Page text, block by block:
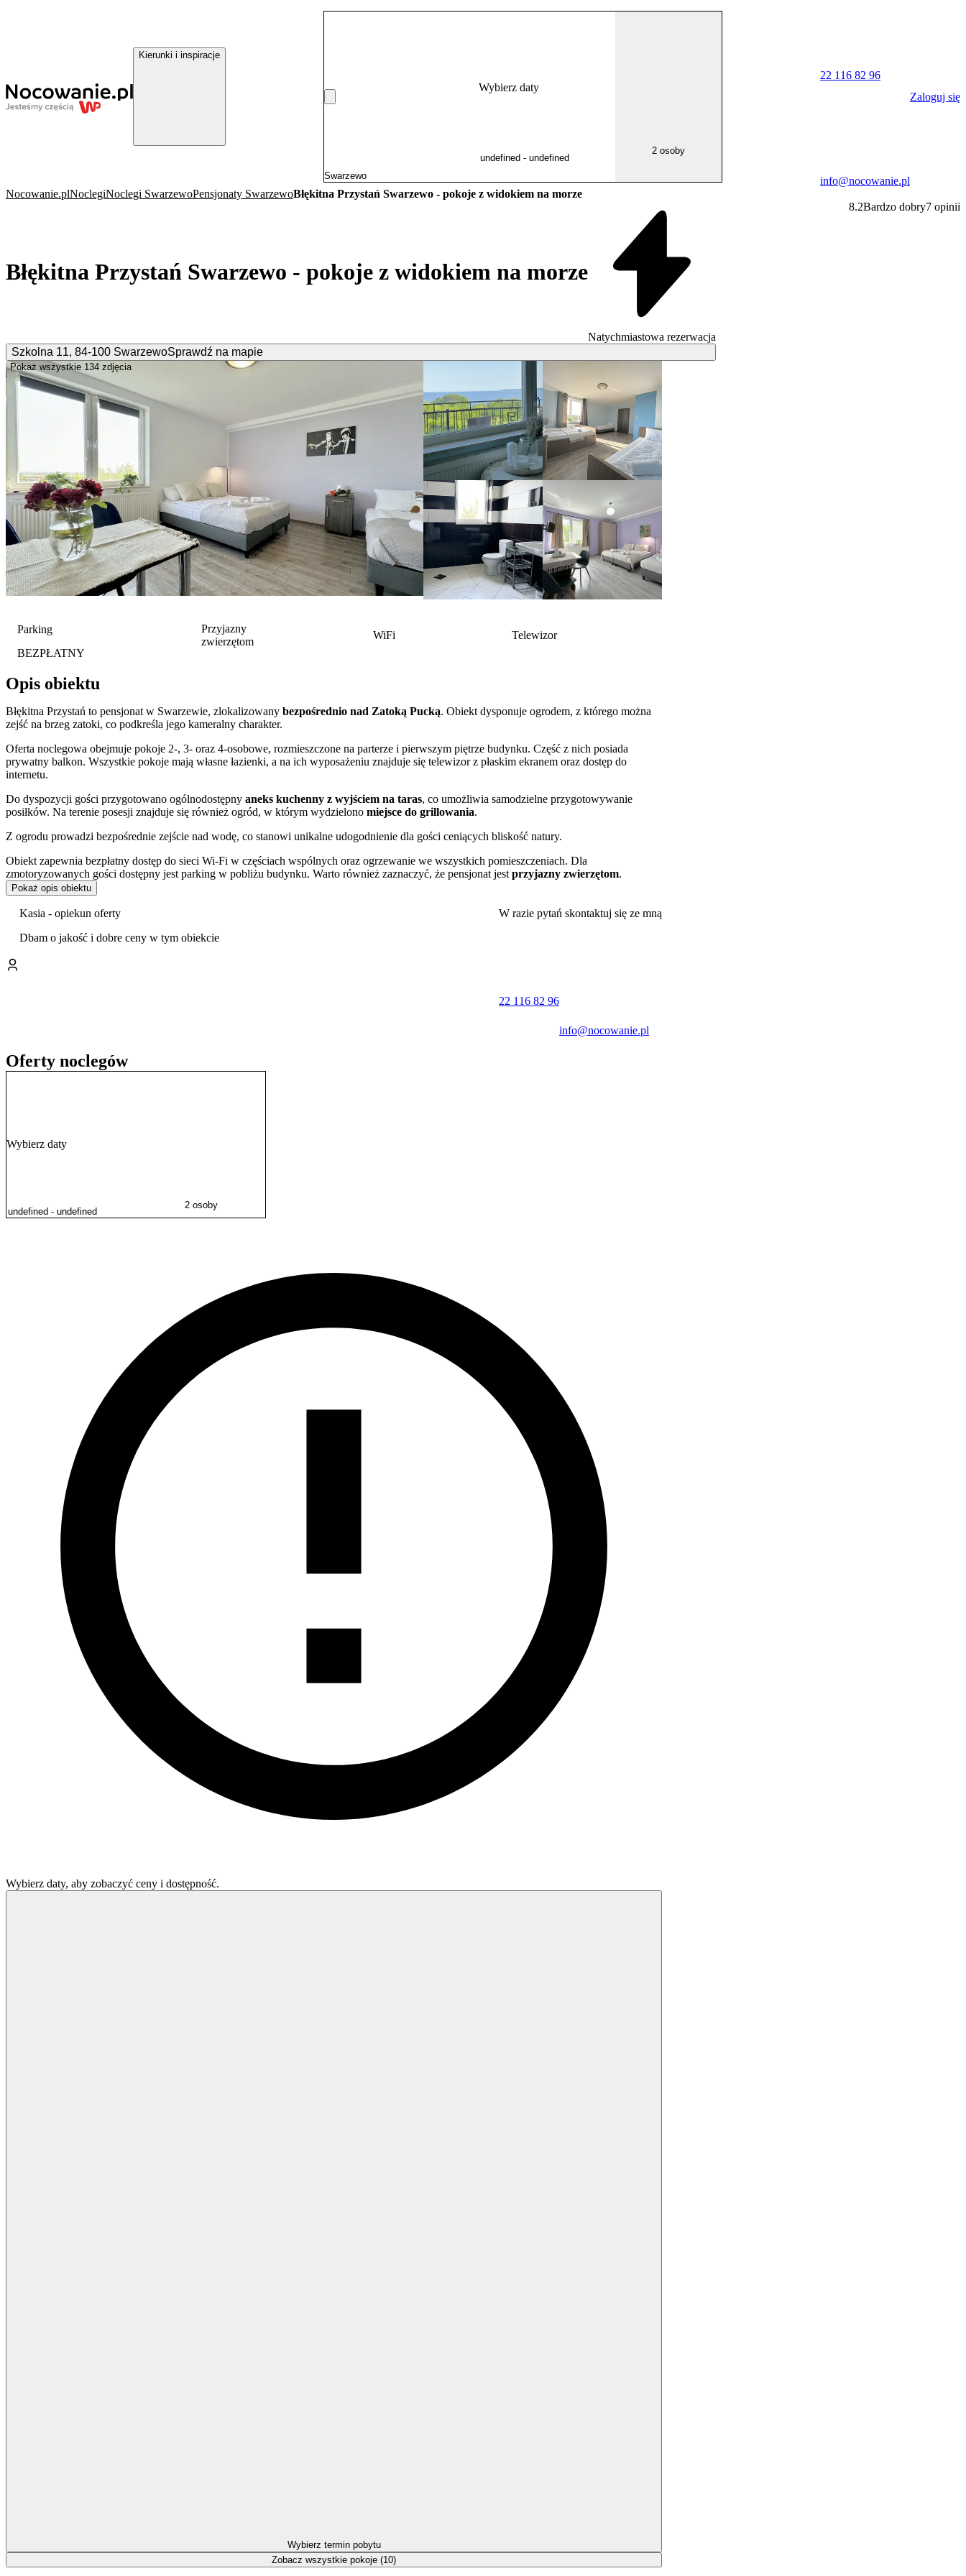
Kierunki i inspiracje
Wybierz daty
2 osoby
22 116 82 96
info@nocowanie.pl
Zaloguj się
Nocowanie.plNoclegiNoclegi SwarzewoPensjonaty SwarzewoBłękitna Przystań Swarzewo - pokoje z widokiem na morze
Błękitna Przystań Swarzewo - pokoje z widokiem na morze
Natychmiastowa rezerwacja
Szkolna 11, 84-100 SwarzewoSprawdź na mapie
8.2Bardzo dobry7 opinii
Pokaż wszystkie 134 zdjęcia
Parking
BEZPŁATNY
Przyjazny
zwierzętom
WiFi Telewizor
Opis obiektu
Błękitna Przystań to pensjonat w Swarzewie, zlokalizowany bezpośrednio nad Zatoką Pucką. Obiekt dysponuje ogrodem, z którego można
zejść na brzeg zatoki, co podkreśla jego kameralny charakter.
Oferta noclegowa obejmuje pokoje 2-, 3- oraz 4-osobowe, rozmieszczone na parterze i pierwszym piętrze budynku. Część z nich posiada
prywatny balkon. Wszystkie pokoje mają własne łazienki, a na ich wyposażeniu znajduje się telewizor z płaskim ekranem oraz dostęp do
internetu.
Do dyspozycji gości przygotowano ogólnodostępny aneks kuchenny z wyjściem na taras, co umożliwia samodzielne przygotowywanie
posiłków. Na terenie posesji znajduje się również ogród, w którym wydzielono miejsce do grillowania.
Z ogrodu prowadzi bezpośrednie zejście nad wodę, co stanowi unikalne udogodnienie dla gości ceniących bliskość natury.
Obiekt zapewnia bezpłatny dostęp do sieci Wi-Fi w częściach wspólnych oraz ogrzewanie we wszystkich pomieszczeniach. Dla
zmotoryzowanych gości dostępny jest parking w pobliżu budynku. Warto również zaznaczyć, że pensjonat jest przyjazny zwierzętom.
Pensjonat położony jest w sąsiedztwie stadniny koni oraz popularnej
Nadmorski Park Krajobrazowy, pozwala na szybkie dotarcie do Władysławowa (ok. 15 min), Chałup (ok. 15 min) czy Pucka (ok. 20 min). W
Sanktuarium Maryjne Królowej Polskiego Morza oraz atrakcję dla rodzin – Labirynt w polu kukurydzy.
Goście w swoich opiniach szczególnie wysoko oceniają czystość obiektu oraz personel.
Pokaż opis obiektu
Kasia - opiekun oferty
Dbam o jakość i dobre ceny w tym obiekcie
W razie pytań skontaktuj się ze mną
22 116 82 96
info@nocowanie.pl
Oferty noclegów
Wybierz daty
2 osoby
Wybierz daty, aby zobaczyć ceny i dostępność.
Wybierz termin pobytu
Zobacz wszystkie pokoje (10)